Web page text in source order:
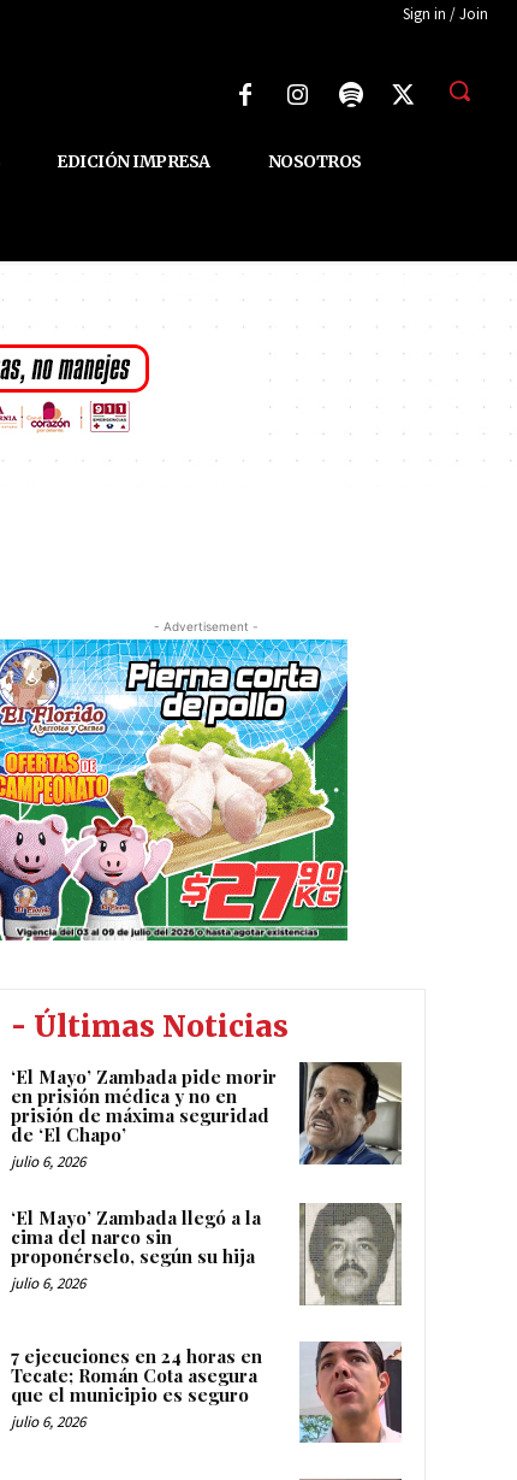
Sign in / Join
EDICIÓN IMPRESA NOSOTROS
- Advertisement -
- Últimas Noticias
‘El Mayo’ Zambada pide morir
en prisión médica y no en
prisión de máxima seguridad
de ‘El Chapo’
julio 6, 2026
‘El Mayo’ Zambada llegó a la
cima del narco sin
proponérselo, según su hija
julio 6, 2026
7 ejecuciones en 24 horas en
Tecate; Román Cota asegura
que el municipio es seguro
julio 6, 2026